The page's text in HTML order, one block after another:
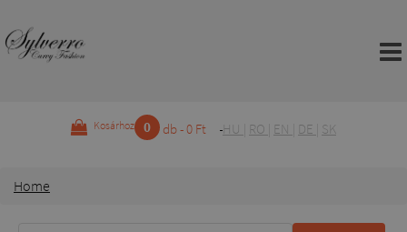
Kosárhoz 0 db - 0 Ft HU RO EN DE SK
Home